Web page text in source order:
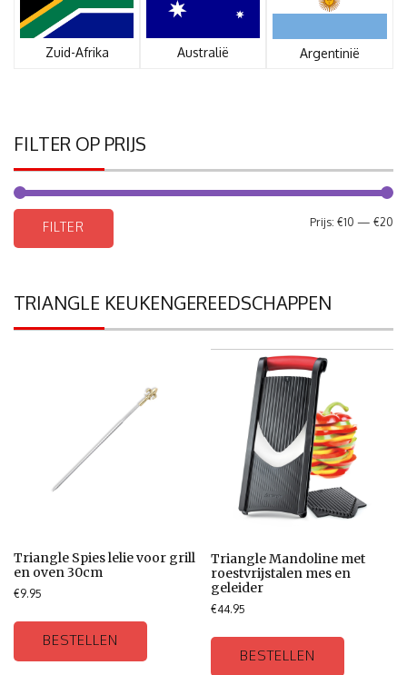
Zuid-Afrika Australië Argentinië
FILTER OP PRIJS
FILTER Prijs: €10 — €20
TRIANGLE KEUKENGEREEDSCHAPPEN
Triangle Spies lelie voor grill
en oven 30cm
€9.95
BESTELLEN
Triangle Mandoline met
roestvrijstalen mes en
geleider
€44.95
BESTELLEN